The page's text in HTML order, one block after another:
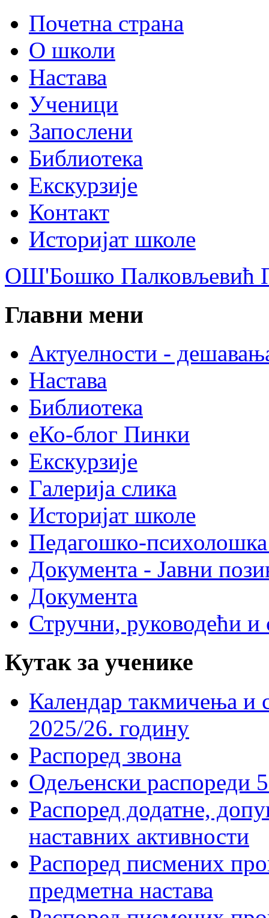
Почетна страна
О школи
Настава
Ученици
Запослени
Библиотека
Екскурзије
Контакт
Историјат школе
ОШ'Бошко Палковљевић
Главни мени
Актуелности -
Настава
Библиотека
еКо-блог Пинки
Екскурзије
Галерија слика
Историјат школе
Педагошко-психолошка
Документа - Јавни
Документа
Стручни, руководећи и
Кутак за ученике
Календар такмичења
2025/26. годину
Распоред звона
Одељенски распореди
Распоред додатне,
наставних активности
Распоред писмених
предметна настава